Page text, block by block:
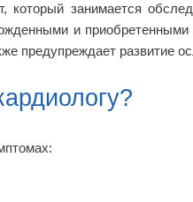
который занимается
и приобретенными
предупреждает развитие